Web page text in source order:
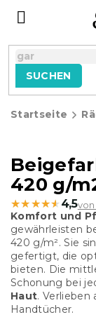
SUCHEN
Startseite
420 g/
★★★★★
★★★★★ 4,5
Komfort und
gewährleisten
420 g/m². Sie
gefertigt, die
bieten. Die
Schonung bei
Haut. Verlieben
Handtücher.